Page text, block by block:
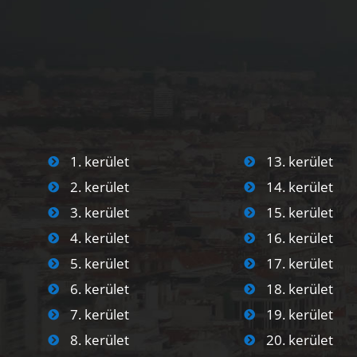
1. kerület
2. kerület
3. kerület
4. kerület
5. kerület
6. kerület
7. kerület
8. kerület
13. kerület
14. kerület
15. kerület
16. kerület
17. kerület
18. kerület
19. kerület
20. kerület